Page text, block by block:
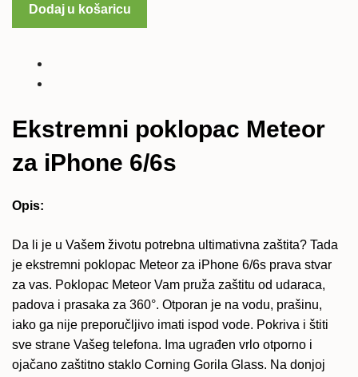
Meteor
Dodaj u košaricu
Ekstremni poklopac Meteor
za iPhone 6/6s
Opis:
Da li je u Vašem životu potrebna ultimativna zaštita? Tada
je ekstremni poklopac Meteor za iPhone 6/6s prava stvar
za vas. Poklopac Meteor Vam pruža zaštitu od udaraca,
padova i prasaka za 360°. Otporan je na vodu, prašinu,
iako ga nije preporučljivo imati ispod vode. Pokriva i štiti
sve strane Vašeg telefona. Ima ugrađen vrlo otporno i
ojačano zaštitno staklo Corning Gorila Glass. Na donjoj